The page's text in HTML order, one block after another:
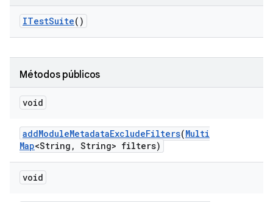
ITestSuite()
Métodos públicos
void
addModuleMetadataExcludeFilters(Multi
Map<String , String> filters)
void